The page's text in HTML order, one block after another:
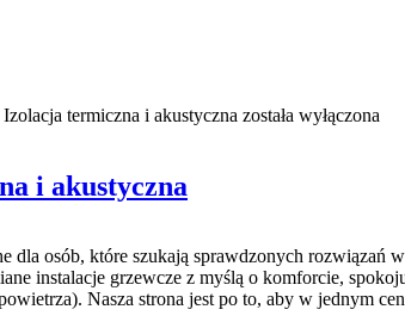
Izolacja termiczna i akustyczna została wyłączona
i akustyczna
dla osób, które szukają sprawdzonych
instalacje grzewcze z myślą o komforcie,
Nasza strona jest po to, aby w jednym